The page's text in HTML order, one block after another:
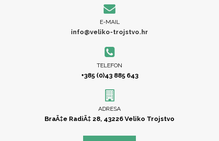
E-MAIL
info@veliko-trojstvo.hr
TELEFON
+385 (0)43 885 643
ADRESA
BraÄ‡e RadiÄ‡ 28, 43226 Veliko Trojstvo